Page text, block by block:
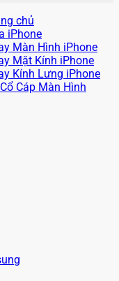
chủ
iPhone
Màn Hình iPhone
Mặt Kính iPhone
Kính Lưng iPhone
Cáp Màn Hình